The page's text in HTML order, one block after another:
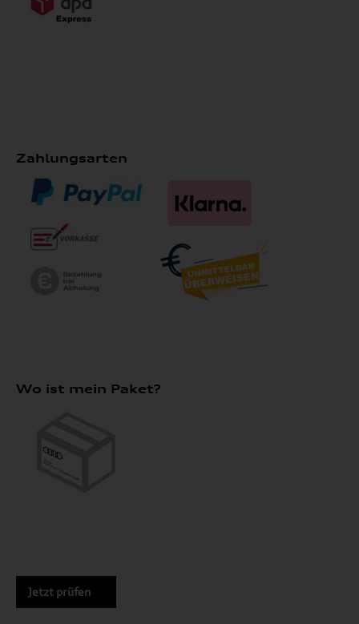
Zahlungsarten
Wo ist mein Paket?
Jetzt prüfen